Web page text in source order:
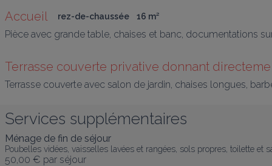
Accueil rez-de-chaussée 16 m²
Pièce avec grande table, chaises et banc, documentations
Terrasse couverte privative donnant
Terrasse couverte avec salon de jardin, chaises longues,
Services supplémentaires
Ménage de fin de séjour
Poubelles vidées, vaisselles lavées et rangées, sols propres, toilette et
50,00 € par séjour